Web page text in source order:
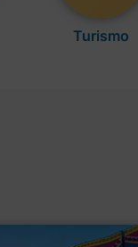
Turismo